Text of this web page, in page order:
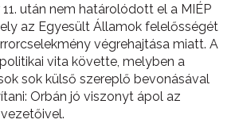
után nem határolódott el a MIÉP
az Egyesült Államok felelősségét
végrehajtása miatt. A
vita követte, melyben a
sok külső szereplő bevonásával
Orbán jó viszonyt ápol az